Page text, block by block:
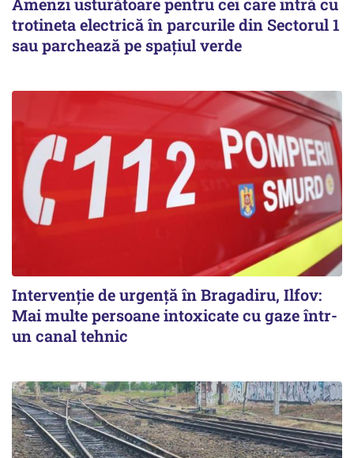
trotineta electrică în parcurile din Sectorul 1
sau parchează pe spațiul verde
Intervenție de urgență în Bragadiru, Ilfov:
Mai multe persoane intoxicate cu gaze într-
un canal tehnic